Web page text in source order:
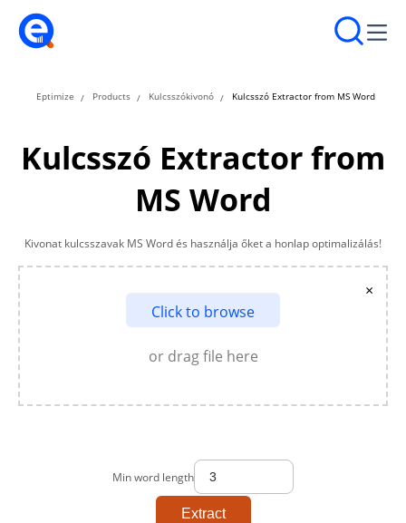
Eptimize Products Kulcsszókivonó Kulcsszó Extractor from MS Word
Kulcsszó Extractor from
MS Word
Kivonat kulcsszavak MS Word és használja őket a honlap optimalizálás!
Click to browse
or drag file here
×
Min word length
Extract